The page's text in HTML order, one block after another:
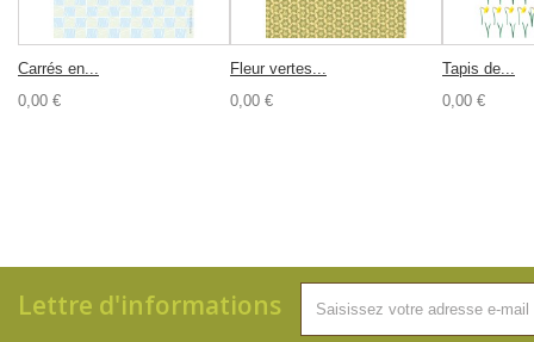
Carrés en...
0,00 €
Fleur vertes...
0,00 €
Tapis de...
0,00 €
Lettre d'informations